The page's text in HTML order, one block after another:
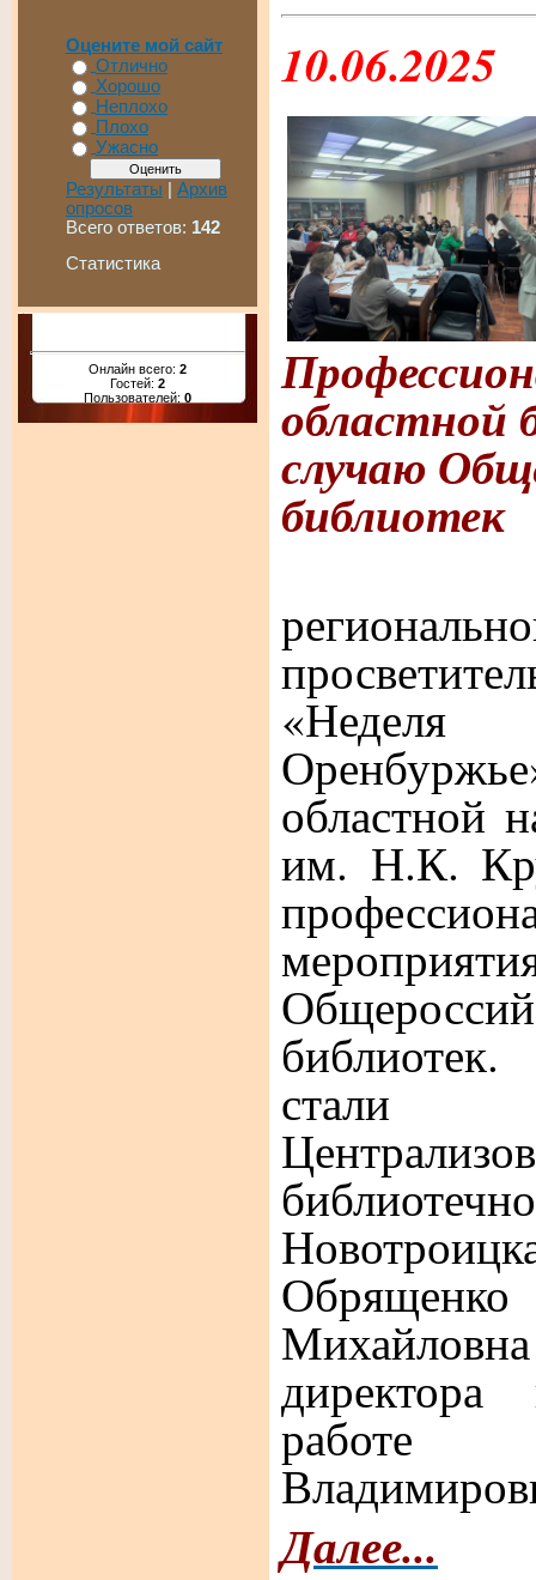
Оцените мой сайт
Отлично
Хорошо
Неплохо
Плохо
Ужасно
Результаты | Архив
опросов
Всего ответов: 142
Статистика
Онлайн всего: 2
Гостей: 2
Пользователей: 0
10.06.2025
областной
случаю
библиотек
областной
им. Н.К.
стали
работе
Далее...